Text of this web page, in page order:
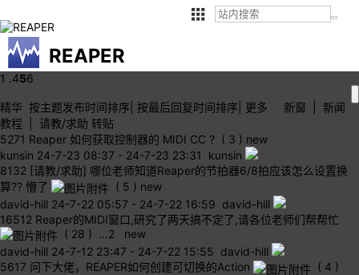
REAPER
1 .456
精华 按主题发布时间排序 按最后回复时间排序 更多 新窗
新闻
教程
请教/求助 转贴
5271 Reaper 如何获取控制器的 MIDI CC ? ( 3 ) new
kunsin 24-7-23 08:37 - 24-7-23 23:31 kunsin
8132 [请教/求助] 哪位老师知道Reaper的节拍器6/8拍应该怎么设置换
算?? 懵了
( 5 ) new
david-hill 24-7-22 05:57 - 24-7-22 16:59 david-hill
16512 Reaper的MIDI窗口,研究了两天搞不定了,请各位老师们帮帮忙
( 28 ) ...2
new
david-hill 24-7-12 23:47 - 24-7-22 15:55 david-hill
5617 问下大佬，REAPER如何创建可切换的Action
( 4 )